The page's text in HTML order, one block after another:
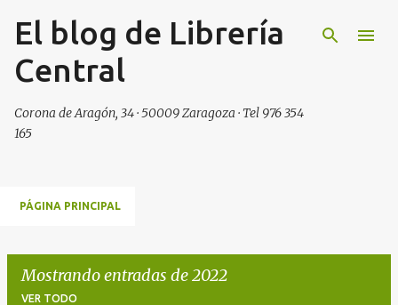
Ir al contenido principal
El blog de Librería
Central
Corona de Aragón, 34 · 50009 Zaragoza · Tel 976 354
165
PÁGINA PRINCIPAL
Mostrando entradas de 2022
VER TODO